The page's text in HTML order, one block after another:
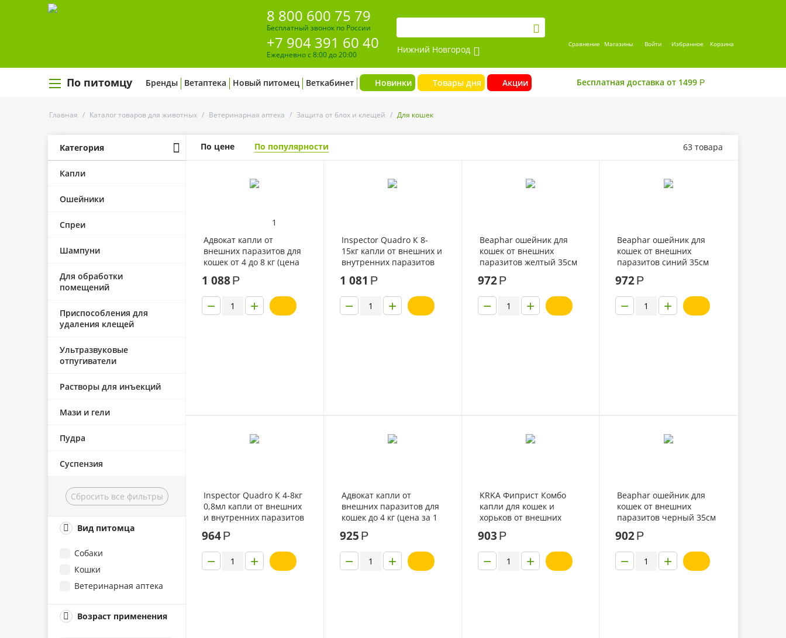
8 800 600 75 79
Бесплатный звонок по России
+7 904 391 60 40
Ежедневно с 8:00 до 20:00 Нижний Новгород Сравнение Магазины Войти Избранное Корзина
По питомцу Бренды Ветаптека Новый питомец Веткабинет Новинки Товары дня Акции Бесплатная доставка от 1499 Р
Главная / Каталог товаров для животных / Ветеринарная аптека / Защита от блох и клещей / Для кошек
Категория
Капли
Ошейники
Спреи
Шампуни
Для обработки
помещений
Приспособления для
удаления клещей
Ультразвуковые
отпугиватели
Растворы для инъекций
Мази и гели
Пудра
Суспензия
Сбросить все фильтры
Вид питомца
Собаки
Кошки
Ветеринарная аптека
Возраст применения
По цене По популярности 63 товара
1
Адвокат капли от
внешних паразитов для
кошек от 4 до 8 кг (цена
1 088Р
+
−
Inspector Quadro К 8-
15кг капли от внешних и
внутренних паразитов
1 081 Р
+
−
Beaphar ошейник для
кошек от внешних
паразитов желтый 35см
972 Р
+
−
Beaphar ошейник для
кошек от внешних
паразитов синий 35см
972Р
+
−
Inspector Quadro К 4-8кг
0,8мл капли от внешних
и внутренних паразитов
964Р
+
−
Адвокат капли от
внешних паразитов для
кошек до 4 кг (цена за 1
925 Р
+
−
KRKA Фиприст Комбо
капли для кошек и
хорьков от внешних
903 Р
+
−
Beaphar ошейник для
кошек от внешних
паразитов черный 35см
902Р
+
−